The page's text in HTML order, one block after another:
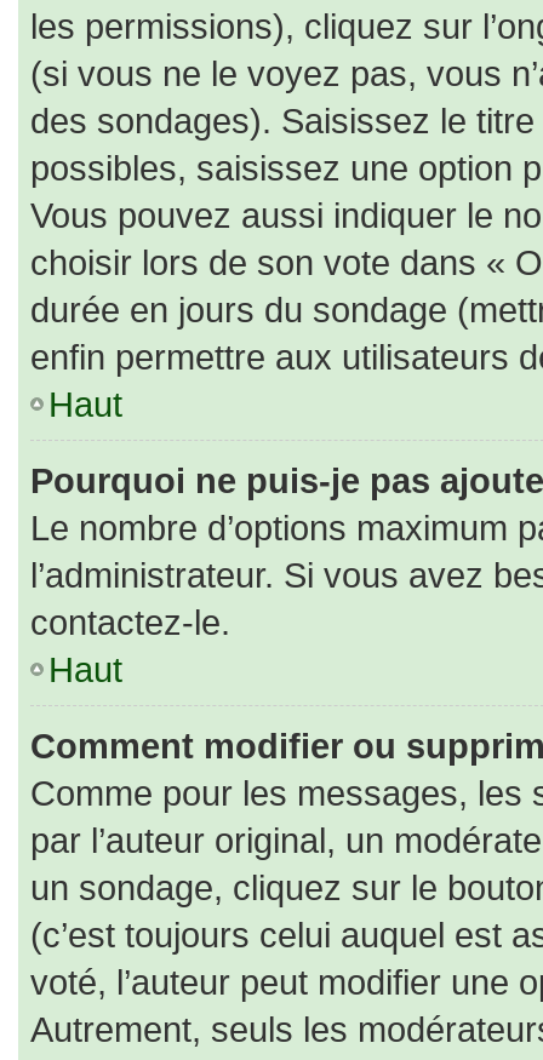
les permissions), cliquez sur
(si vous ne le voyez pas, vous
des sondages). Saisissez le
possibles, saisissez une option
Vous pouvez aussi indiquer le
choisir lors de son vote dans «
durée en jours du sondage
enfin permettre aux utilisateurs
Haut
Pourquoi ne puis-je pas
Le nombre d’options maximum
l’administrateur. Si vous avez
contactez-le.
Haut
Comment modifier ou
Comme pour les messages, les
par l’auteur original, un
un sondage, cliquez sur le
(c’est toujours celui auquel est
voté, l’auteur peut modifier une
Autrement, seuls les